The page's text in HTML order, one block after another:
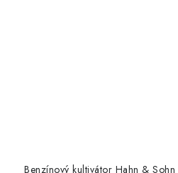
Benzínový kultivátor Hahn &